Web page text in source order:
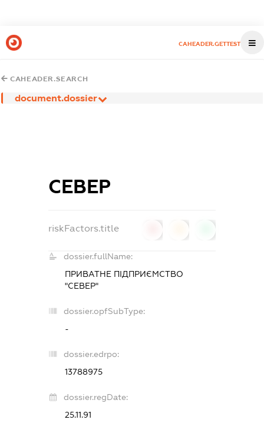
CAHEADER.GETTEST
CAHEADER.SEARCH
document.dossier
СЕВЕР
riskFactors.title
dossier.fullName:
ПРИВАТНЕ ПІДПРИЄМСТВО
"СЕВЕР"
dossier.opfSubType:
-
dossier.edrpo:
13788975
dossier.regDate:
25.11.91